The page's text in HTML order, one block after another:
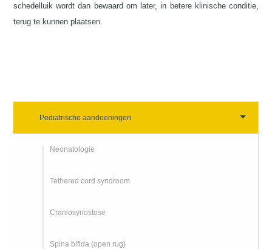
schedelluik wordt dan bewaard om later, in betere klinische conditie,
terug te kunnen plaatsen.
Pediatrische aandoeningen
Neonatologie
Tethered cord syndroom
Craniosynostose
Spina bifida (open rug)